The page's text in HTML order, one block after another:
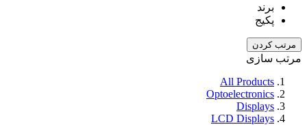
برند
پکیج
مرتب کردن
مرتب سازی
All Products
Optoelectronics
Displays
LCD Displays